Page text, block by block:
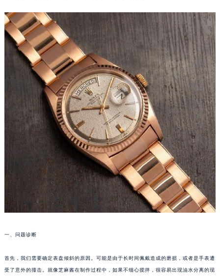
一、问题诊断
首先，我们需要确定表盘倾斜的原因。可能是由于长时间佩戴造成的磨损，或者是手表遭
受了意外的撞击。就像芝麻酱在制作过程中，如果不细心搅拌，很容易出现油水分离的现